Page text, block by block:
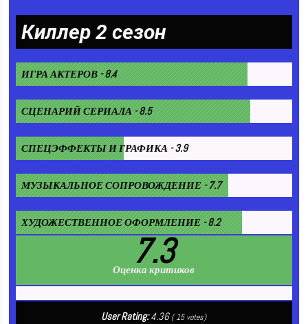
Киллер 2 сезон
ИГРА АКТЕРОВ - 8.4
СЦЕНАРИЙ СЕРИАЛА - 8.5
СПЕЦЭФФЕКТЫ И ГРАФИКА - 3.9
МУЗЫКАЛЬНОЕ СОПРОВОЖДЕНИЕ - 7.7
ХУДОЖЕСТВЕННОЕ ОФОРМЛЕНИЕ - 8.2
7.3
Оценка критиков
User Rating:4.36 (15votes)